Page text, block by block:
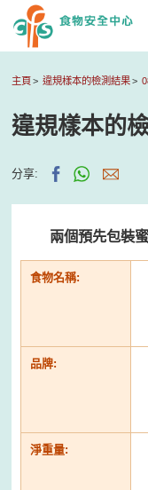
主頁 違規樣本的檢測結果
違規樣本的
分享:
兩個預先包裝
食物名稱:
品牌:
淨重量: